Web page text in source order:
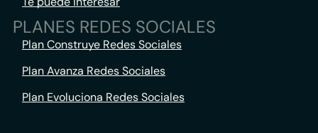
PLANES REDES SOCIALES
Plan Construye Redes Sociales
Plan Avanza Redes Sociales
Plan Evoluciona Redes Sociales